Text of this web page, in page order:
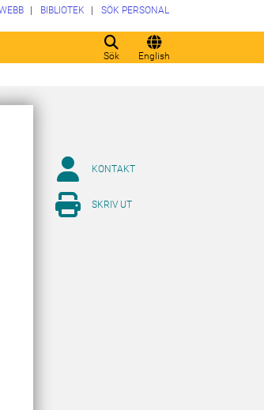
Sök English
BIBLIOTEK SÖK PERSONAL
KONTAKT
SKRIV UT